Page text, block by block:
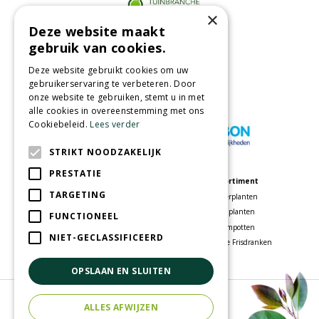
Partners
Wij accepteren
Tuincentrum
Speelparadijs
Woonwinkel
Assortiment
Kamerplanten
Tuinplanten
Bloempotten
Voordelige Frisdranken
© Tuincentrum Oosterhout
Green Solutions
×
Deze website maakt
gebruik van cookies.
Deze website gebruikt cookies om uw
gebruikerservaring te verbeteren. Door
onze website te gebruiken, stemt u in met
alle cookies in overeenstemming met ons
Cookiebeleid.Lees verder
STRIKT NOODZAKELIJK
PRESTATIE
TARGETING
FUNCTIONEEL
NIET-GECLASSIFICEERD
OPSLAAN EN SLUITEN
ALLES AFWIJZEN